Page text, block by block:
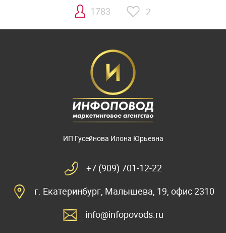
1783 2
ИП Гусейнова Илона Юрьевна
+7 (909) 701-12-22
г. Екатеринбург, Малышева, 19, офис 2310
info@infopovods.ru